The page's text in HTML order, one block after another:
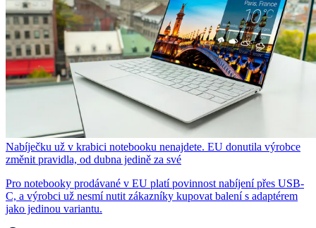
Nabíječku už v krabici notebooku nenajdete. EU donutila výrobce
změnit pravidla, od dubna jedině za své
Pro notebooky prodávané v EU platí povinnost nabíjení přes USB-
C, a výrobci už nesmí nutit zákazníky kupovat balení s adaptérem
jako jedinou variantu.